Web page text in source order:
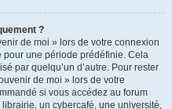
?
de moi » lors de votre connexion
pour une période prédéfinie. Cela
par quelqu’un d’autre. Pour rester
de moi » lors de votre
si vous accédez au forum
un cybercafé, une université,